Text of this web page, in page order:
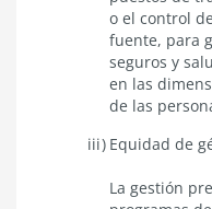
o el control
fuente, para
seguros y
en las
de las
Equidad de
La gestión